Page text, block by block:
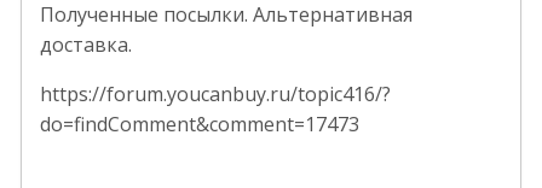
Полученные посылки. Альтернативная
доставка.
https://forum.youcanbuy.ru/topic416/?
do=findComment&comment=17473